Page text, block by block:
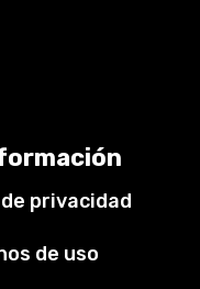
privacidad
de uso